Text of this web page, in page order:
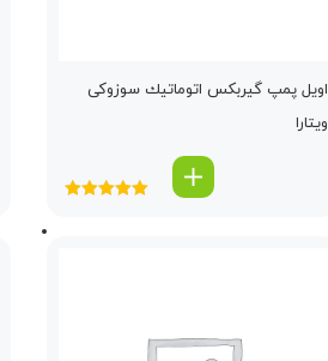
اویل پمپ گیربكس اتوماتیك سوزوکی
ویتارا